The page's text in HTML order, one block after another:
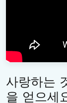
사랑하는
을 얻으세